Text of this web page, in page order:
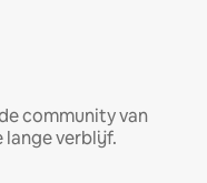
community van
lange verblijf.